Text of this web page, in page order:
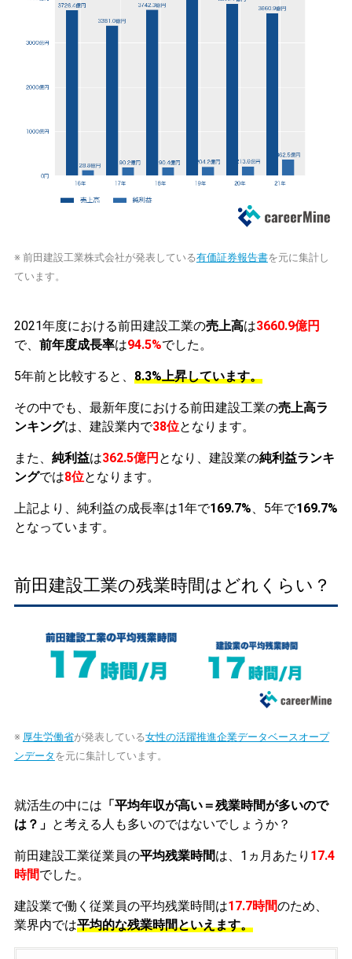
※ 前田建設工業株式会社が発表している有価証券報告書を元に集計し
ています。
2021年度における前田建設工業の売上高は3660.9億円
で、 前年度成長率は94.5%でした。
5年前と比較すると、 8.3%上昇しています。
その中でも、最新年度における前田建設工業の売上高ラ
ンキングは、建設業内で38位となります。
また、 純利益は362.5億円 となり、建設業の純利益ランキ
ングでは8位となります。
上記より、純利益の成長率は1年で169.7%、5年で169.7%
となっています。
前田建設工業の残業時間はどれくらい？
※ 厚生労働省が発表している女性の活躍推進企業データベースオープ
ンデータ を元に集計しています。
就活生の中には 「平均年収が高い＝残業時間が多いので
は？」 と考える人も多いのではないでしょうか？
前田建設工業従業員の平均残業時間は、1ヵ月あたり 17.4
時間でした。
建設業で働く従業員の平均残業時間は17.7時間のため、
業界内では平均的な残業時間といえます。